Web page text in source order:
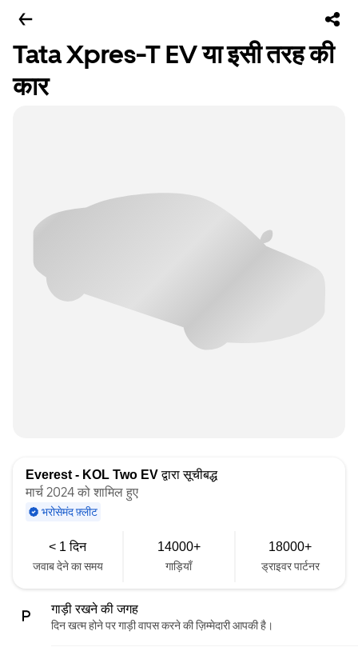
Tata Xpres-T EV या इसी तरह की
कार
Everest - KOL Two EVद्वारा सूचीबद्ध
मार्च 2024 को शामिल हुए
भरोसेमंद फ़्लीट
< 1 दिन
जवाब देने का समय
14000+
गाड़ियाँ
18000+
ड्राइवर पार्टनर
गाड़ी रखने की जगह
दिन खत्म होने पर गाड़ी वापस करने की ज़िम्मेदारी आपकी है।